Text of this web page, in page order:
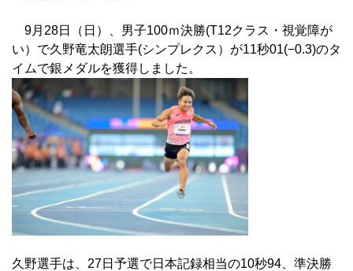
9月28日（日）、男子100ｍ決勝(T12クラス・視覚障が
い）で久野竜太朗選手(シンプレクス）が11秒01(−0.3)のタ
イムで銀メダルを獲得しました。
久野選手は、27日予選で日本記録相当の10秒94、準決勝